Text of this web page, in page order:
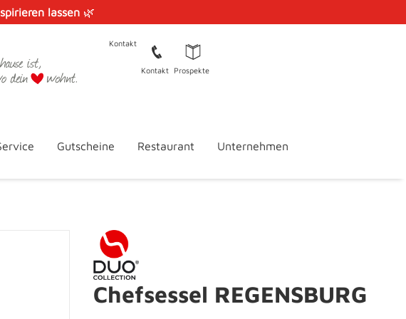
lassen 🌿
Kontakt
Kontakt Prospekte
Gutscheine Restaurant Unternehmen
Chefsessel REGENSBURG